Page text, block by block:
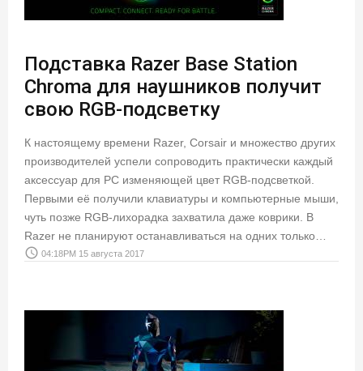
Подставка Razer Base Station
Chroma для наушников получит
свою RGB-подсветку
К настоящему времени Razer, Corsair и множество других
производителей успели сопроводить практически каждый
аксессуар для PC изменяющей цвет RGB-подсветкой.
Первыми её получили клавиатуры и компьютерные мыши,
чуть позже RGB-лихорадка захватила даже коврики. В
Razer не планируют останавливаться на одних только…
access_time 04:18PM 15 августа 2017